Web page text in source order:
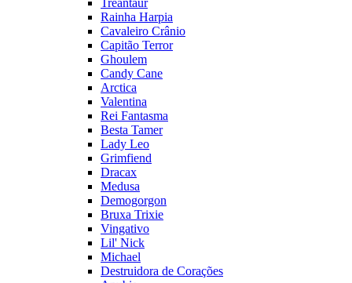
Treantaur
Rainha Harpia
Cavaleiro Crânio
Capitão Terror
Ghoulem
Candy Cane
Arctica
Valentina
Rei Fantasma
Besta Tamer
Lady Leo
Grimfiend
Dracax
Medusa
Demogorgon
Bruxa Trixie
Vingativo
Lil' Nick
Michael
Destruidora de Corações